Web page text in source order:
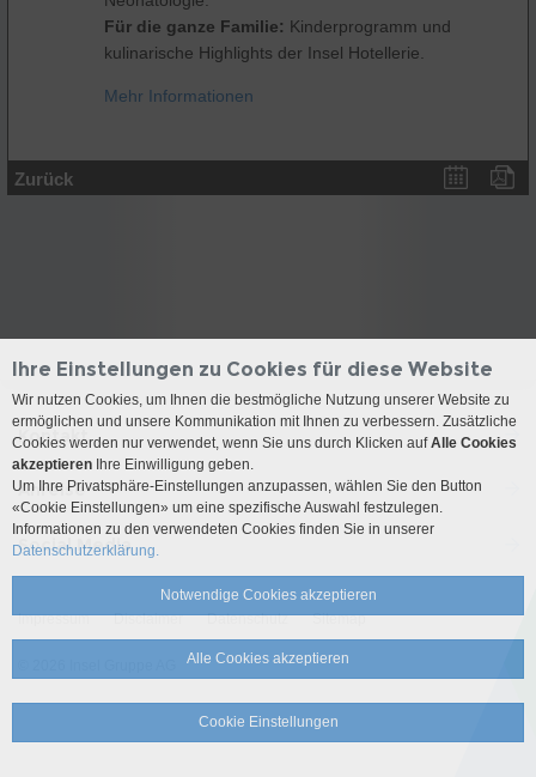
Für die ganze Familie: Kinderprogramm und
kulinarische Highlights der Insel Hotellerie.
Mehr Informationen
Zurück
Kontakt
Anreise
Social Media
Impressum Disclaimer Datenschutz Sitemap
Ihre Einstellungen zu Cookies für diese Website
Wir nutzen Cookies, um Ihnen die bestmögliche Nutzung unserer Website zu
ermöglichen und unsere Kommunikation mit Ihnen zu verbessern. Zusätzliche
Cookies werden nur verwendet, wenn Sie uns durch Klicken aufAlle Cookies
akzeptieren Ihre Einwilligung geben.
Um Ihre Privatsphäre-Einstellungen anzupassen, wählen Sie den Button
«Cookie Einstellungen» um eine spezifische Auswahl festzulegen.
Informationen zu den verwendeten Cookies finden Sie in unserer
Datenschutzerklärung.
Notwendige Cookies akzeptieren
Alle Cookies akzeptieren
Cookie Einstellungen